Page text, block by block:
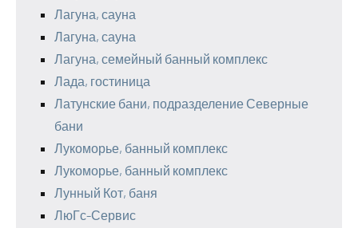
Лагуна, сауна
Лагуна, сауна
Лагуна, семейный банный комплекс
Лада, гостиница
Латунские бани, подразделение Северные
бани
Лукоморье, банный комплекс
Лукоморье, банный комплекс
Лунный Кот, баня
ЛюГс-Сервис